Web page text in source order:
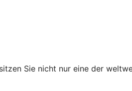
Sie nicht nur eine der